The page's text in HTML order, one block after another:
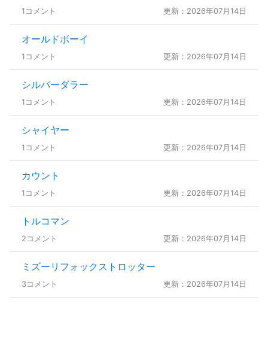
1コメント 更新：2026年07月14日
オールドボーイ
1コメント 更新：2026年07月14日
シルバーダラー
1コメント 更新：2026年07月14日
シャイヤー
1コメント 更新：2026年07月14日
カウント
1コメント 更新：2026年07月14日
トルコマン
2コメント 更新：2026年07月14日
ミズーリフォックストロッター
3コメント 更新：2026年07月14日